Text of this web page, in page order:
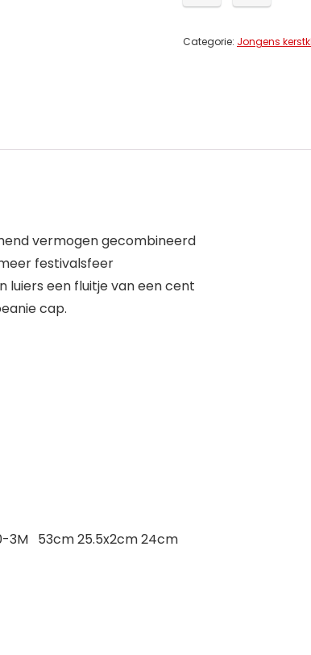
Categorie: Jongens
vermogen gecombineerd
festivalsfeer
luiers een fluitje van een cent
cap.
3M 53cm 25.5x2cm 24cm